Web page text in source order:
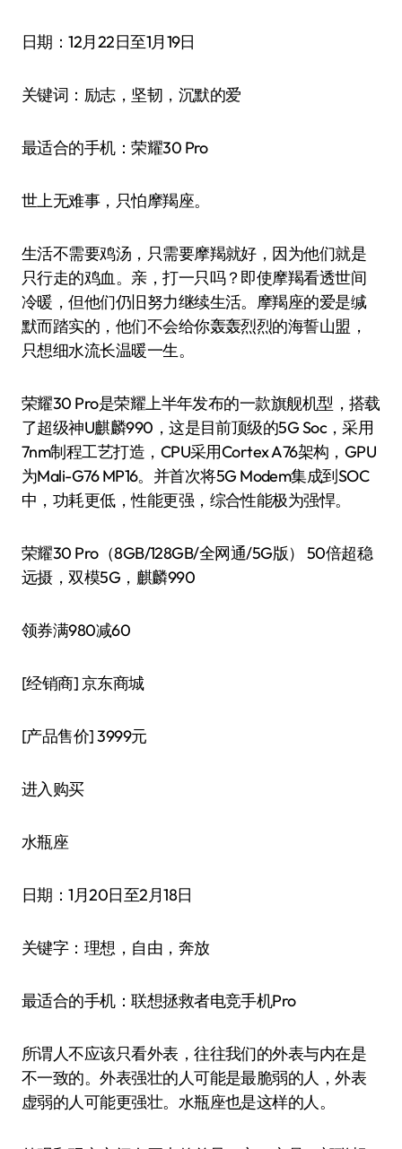
日期：12月22日至1月19日
关键词：励志，坚韧，沉默的爱
最适合的手机：荣耀30 Pro
世上无难事，只怕摩羯座。
生活不需要鸡汤，只需要摩羯就好，因为他们就是
只行走的鸡血。亲，打一只吗？即使摩羯看透世间
冷暖，但他们仍旧努力继续生活。摩羯座的爱是缄
默而踏实的，他们不会给你轰轰烈烈的海誓山盟，
只想细水流长温暖一生。
荣耀30 Pro是荣耀上半年发布的一款旗舰机型，搭载
了超级神U麒麟990，这是目前顶级的5G Soc，采用
7nm制程工艺打造，CPU采用Cortex A76架构，GPU
为Mali-G76 MP16。并首次将5G Modem集成到SOC
中，功耗更低，性能更强，综合性能极为强悍。
荣耀30 Pro（8GB/128GB/全网通/5G版） 50倍超稳
远摄，双模5G，麒麟990
领券满980减60
[经销商]京东商城
[产品售价]3999元
进入购买
水瓶座
日期：1月20日至2月18日
关键字：理想，自由，奔放
最适合的手机：联想拯救者电竞手机Pro
所谓人不应该只看外表，往往我们的外表与内在是
不一致的。外表强壮的人可能是最脆弱的人，外表
虚弱的人可能更强壮。水瓶座也是这样的人。